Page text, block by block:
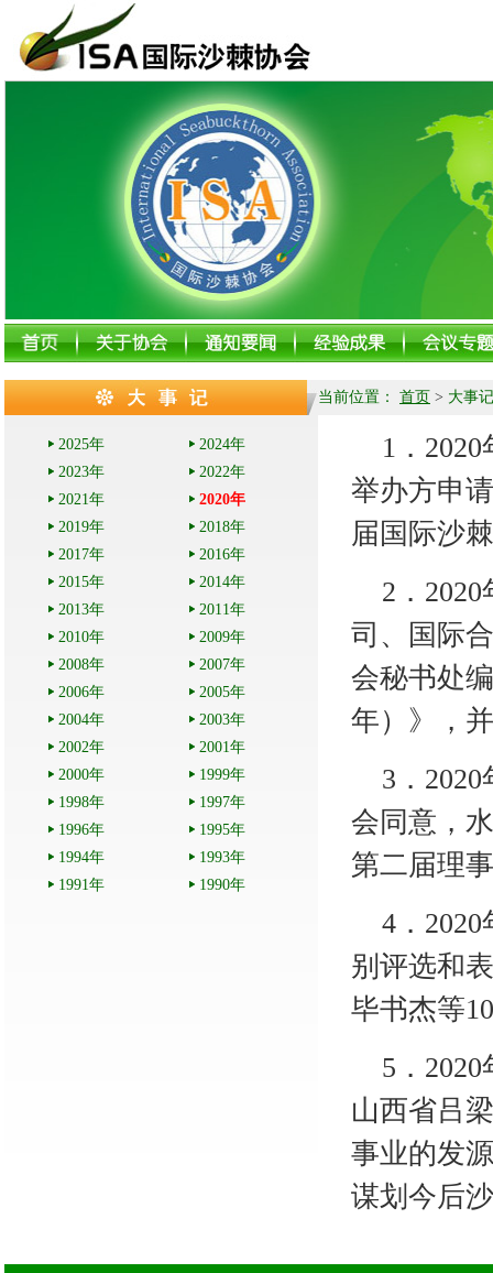
当前位置： 首页 > 大事记
2025年
2024年
2023年
2022年
2021年
2020年
2019年
2018年
2017年
2016年
2015年
2014年
2013年
2011年
2010年
2009年
2008年
2007年
2006年
2005年
2004年
2003年
2002年
2001年
2000年
1999年
1998年
1997年
1996年
1995年
1994年
1993年
1991年
1990年
1 ． 2020
举办方申
届国际沙
2 ． 2020
司、国际
会秘书处
年）》，
3 ． 2020
会同意，
第二届理
4 ． 2020
别评选和
毕书杰等10
5 ． 2020
山西省吕
事业的发
谋划今后